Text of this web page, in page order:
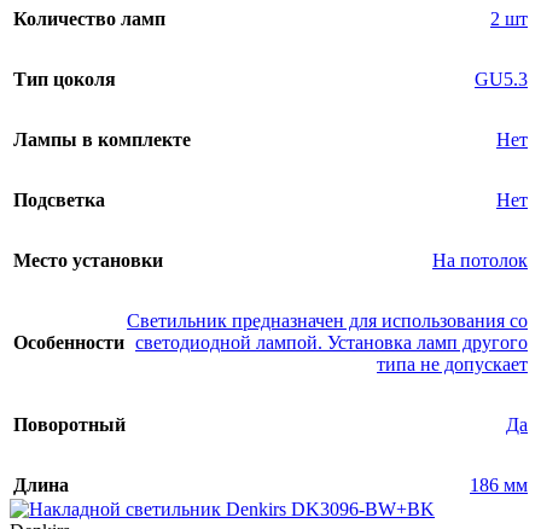
Количество ламп 2 шт
Тип цоколя GU5.3
Лампы в комплекте Нет
Подсветка Нет
Место установки На потолок
Особенности
Светильник предназначен для использования со
светодиодной лампой. Установка ламп другого
типа не допускает
Поворотный Да
Длина 186 мм